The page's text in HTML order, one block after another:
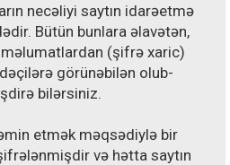
necəliyi saytın idarəetmə
Bütün bunlara əlavətən,
məlumatlardan (şifrə xaric)
görünəbilən olub-
bilərsiniz.
etmək məqsədiylə bir
və hətta saytın